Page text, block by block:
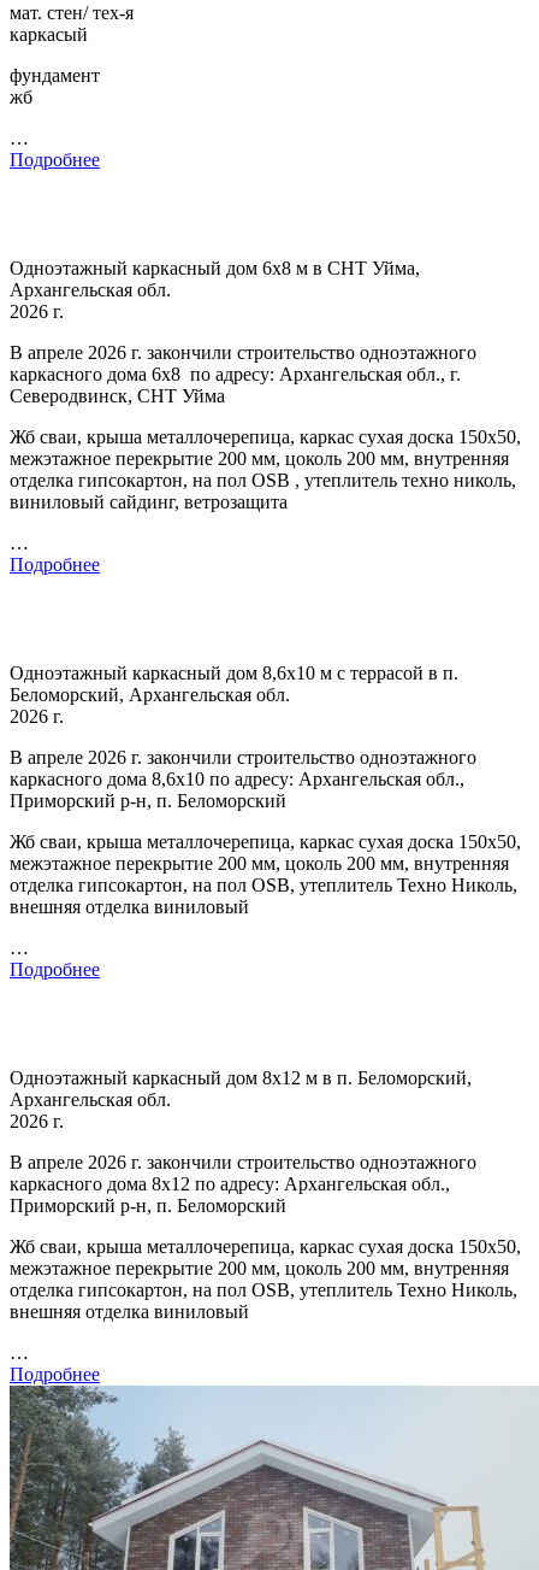
мат. стен/ тех-я
каркасый
фундамент
жб
…
Подробнее
Одноэтажный каркасный дом 6х8 м в СНТ Уйма,
Архангельская обл.
2026 г.
В апреле 2026 г. закончили строительство одноэтажного
каркасного дома 6х8 по адресу: Архангельская обл., г.
Северодвинск, СНТ Уйма
Жб сваи, крыша металлочерепица, каркас сухая доска 150х50,
межэтажное перекрытие 200 мм, цоколь 200 мм, внутренняя
отделка гипсокартон, на пол OSB , утеплитель техно николь,
виниловый сайдинг, ветрозащита
…
Подробнее
Одноэтажный каркасный дом 8,6х10 м с террасой в п.
Беломорский, Архангельская обл.
2026 г.
В апреле 2026 г. закончили строительство одноэтажного
каркасного дома 8,6х10 по адресу: Архангельская обл.,
Приморский р-н, п. Беломорский
Жб сваи, крыша металлочерепица, каркас сухая доска 150х50,
межэтажное перекрытие 200 мм, цоколь 200 мм, внутренняя
отделка гипсокартон, на пол OSB, утеплитель Техно Николь,
внешняя отделка виниловый
…
Подробнее
Одноэтажный каркасный дом 8х12 м в п. Беломорский,
Архангельская обл.
2026 г.
В апреле 2026 г. закончили строительство одноэтажного
каркасного дома 8х12 по адресу: Архангельская обл.,
Приморский р-н, п. Беломорский
Жб сваи, крыша металлочерепица, каркас сухая доска 150х50,
межэтажное перекрытие 200 мм, цоколь 200 мм, внутренняя
отделка гипсокартон, на пол OSB, утеплитель Техно Николь,
внешняя отделка виниловый
…
Подробнее